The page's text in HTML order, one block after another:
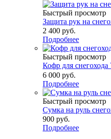
Быстрый просмотр
Защита рук на
2 400 руб.
Подробнее
Быстрый просмотр
Кофр для
6 000 руб.
Подробнее
Быстрый просмотр
Сумка на руль
900 руб.
Подробнее